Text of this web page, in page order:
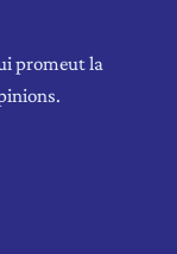
promeut la